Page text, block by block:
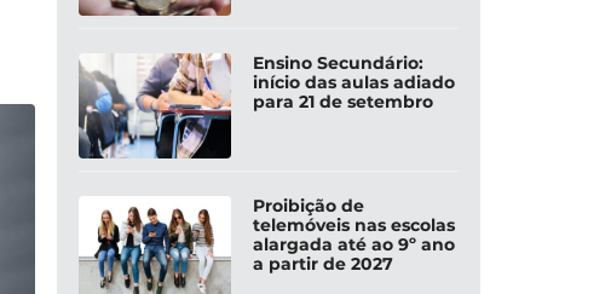
Ensino Secundário:
início das aulas adiado
para 21 de setembro
Proibição de
telemóveis nas escolas
alargada até ao 9º ano
a partir de 2027